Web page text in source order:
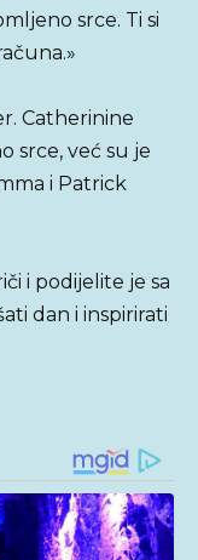
srce. Ti si
Catherinine
srce, već su je
i Patrick
i podijelite je sa
dan i inspirirati